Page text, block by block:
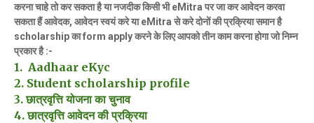
करना चाहे तो कर सकता है या नजदीक किसी भी eMitra पर जा कर आवेदन करवा
सकता हैं आवेदक, आवेदन स्वयं करे या eMitra से करे दोनों की प्रक्रिया समान है
scholarship का form apply करने के लिए आपको तीन काम करना होगा जो निम्न
प्रकार है :-
1. Aadhaar eKyc
2. Student scholarship profile
3. छात्रवृत्ति योजना का चुनाव
4. छात्रवृत्ति आवेदन की प्रक्रिया